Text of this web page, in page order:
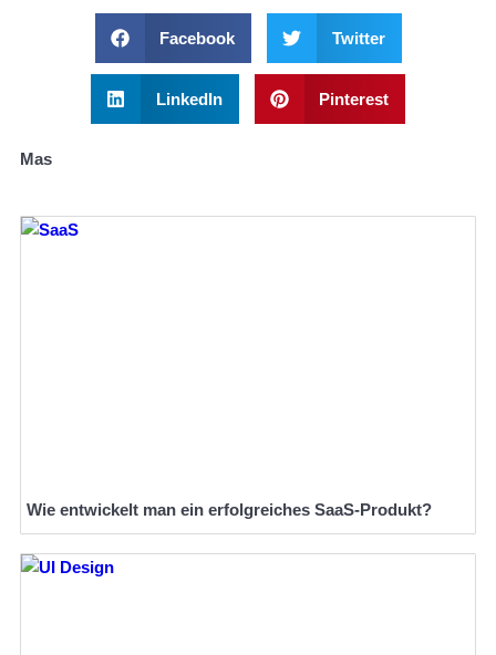
Facebook Twitter
LinkedIn Pinterest
Mas
Wie entwickelt man ein erfolgreiches SaaS-Produkt?